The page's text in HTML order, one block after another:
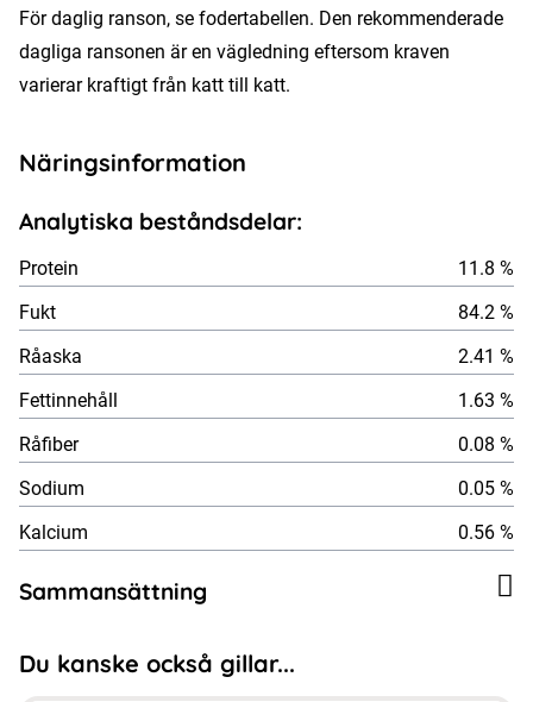
För daglig ranson, se fodertabellen. Den rekommenderade
dagliga ransonen är en vägledning eftersom kraven
varierar kraftigt från katt till katt.
Näringsinformation
Analytiska beståndsdelar:
Protein
11.8 %
Fukt
84.2 %
Råaska
2.41 %
Fettinnehåll
1.63 %
Råfiber
0.08 %
Sodium
0.05 %
Kalcium
0.56 %
Sammansättning
Du kanske också gillar...